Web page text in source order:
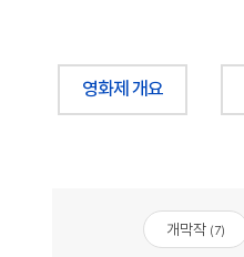
영화제 개요
개막작(7)